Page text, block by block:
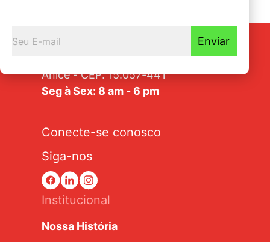
Enviar
Av. Tarraf, 2570/2580 - Jardim
Anice - CEP: 15.057-441
Seg à Sex: 8 am - 6 pm
Conecte-se conosco
Siga-nos
Institucional
Nossa História